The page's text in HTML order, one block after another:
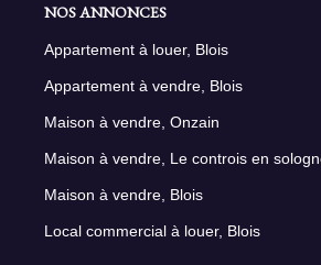
NOS ANNONCES
Appartement à louer, Blois
Appartement à vendre, Blois
Maison à vendre, Onzain
Maison à vendre, Le controis en
Maison à vendre, Blois
Local commercial à louer, Blois